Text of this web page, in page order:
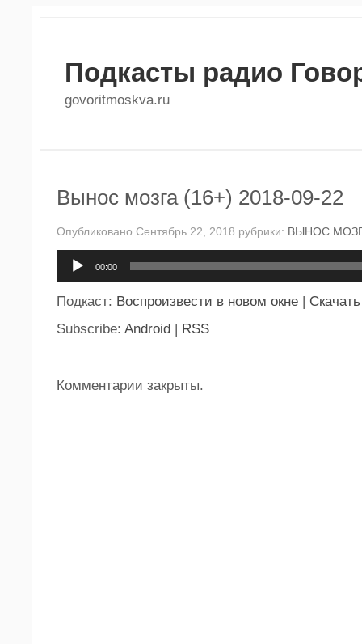
Подкасты радио
govoritmoskva.ru
Вынос мозга (16+) 2018-09-22
Опубликовано Сентябрь 22, 2018 рубрики: ВЫНОС
00:00
Подкаст: Воспроизвести в новом окне | Скачать
Subscribe: Android | RSS
Комментарии закрыты.